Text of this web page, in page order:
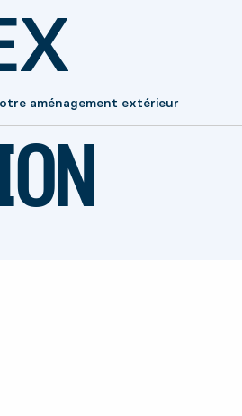
aménagement extérieur